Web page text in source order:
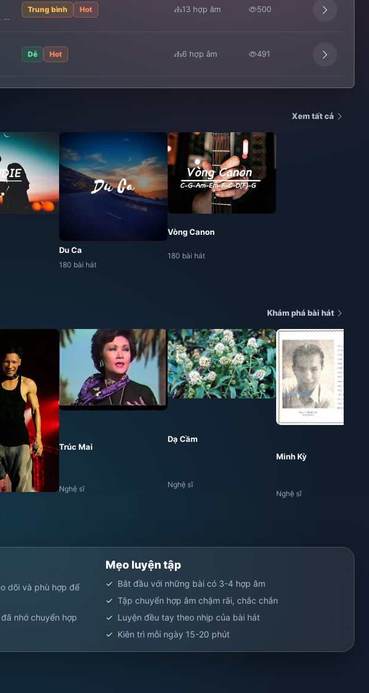
MC K
Trung bình Hot 13 hợp âm 500
Dễ Hot 6 hợp âm 491
Xem tất cả
Du Ca
180 bài hát
Vòng Canon
180 bài hát
Khám phá bài hát
Trúc Mai
Nghệ sĩ
Dạ Cầm
Nghệ sĩ
Minh Kỳ
Nghệ sĩ
dõi và phù hợp để
nhớ chuyển hợp
Mẹo luyện tập
Bắt đầu với những bài có 3-4 hợp âm
Tập chuyển hợp âm chậm rãi, chắc chắn
Luyện đều tay theo nhịp của bài hát
Kiên trì mỗi ngày 15-20 phút